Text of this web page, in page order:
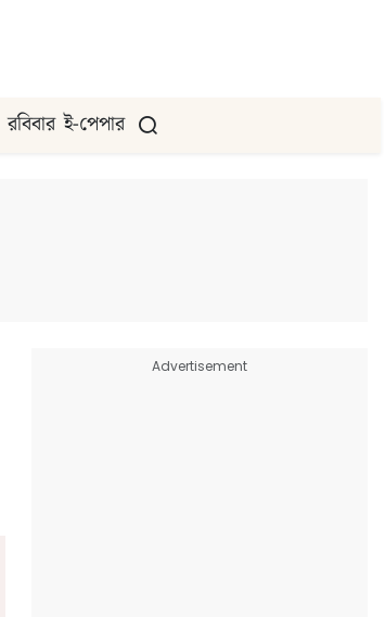
রবিবার ই-পেপার
Advertisement